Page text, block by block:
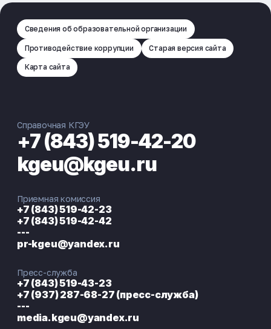
Сведения об образовательной организации
Противодействие коррупции Старая версия сайта
Карта сайта
Справочная КГЭУ
+7 (843) 519-42-20
kgeu@kgeu.ru
Приемная комиссия
+7 (843) 519-42-23
+7 (843) 519-42-42
---
pr-kgeu@yandex.ru
Пресс-служба
+7 (843) 519-43-23
+7 (937) 287-68-27 (пресс-служба)
---
media.kgeu@yandex.ru